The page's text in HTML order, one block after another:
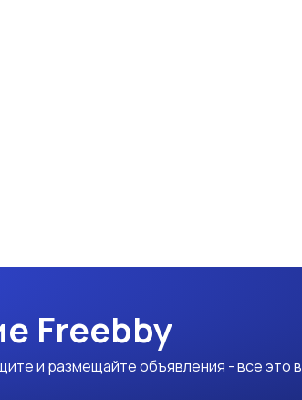
Freebby
и размещайте объявления - все это в